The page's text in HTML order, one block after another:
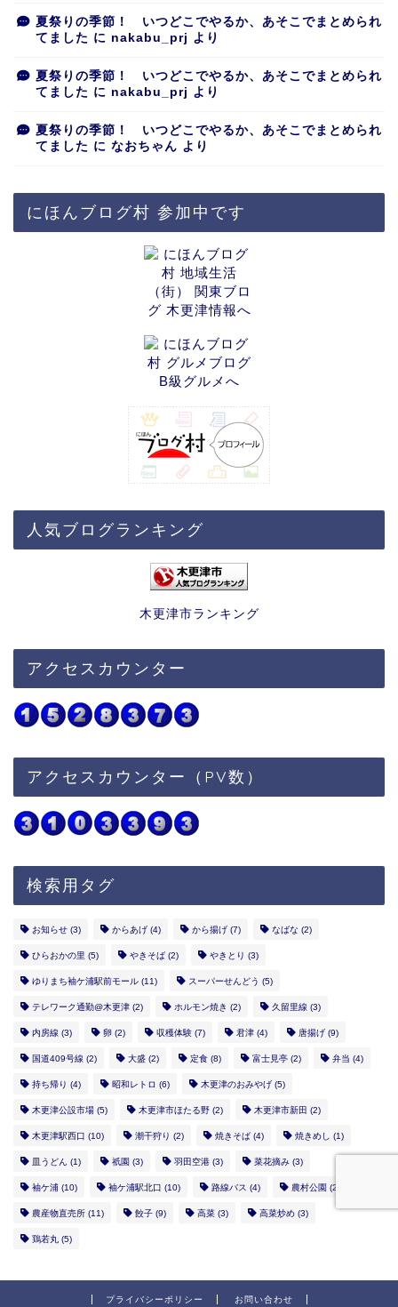
夏祭りの季節！ いつどこでやるか、あそこでまとめられ
てました に nakabu_prj より
夏祭りの季節！ いつどこでやるか、あそこでまとめられ
てました に nakabu_prj より
夏祭りの季節！ いつどこでやるか、あそこでまとめられ
てました に なおちゃん より
にほんブログ村 参加中です
人気ブログランキング
木更津市ランキング
アクセスカウンター
アクセスカウンター（PV数）
検索用タグ
お知らせ (3) からあげ (4) から揚げ (7) なばな (2)
ひらおかの里 (5) やきそば (2) やきとり (3)
ゆりまち袖ケ浦駅前モール (11) スーパーせんどう (5)
テレワーク通勤@木更津 (2) ホルモン焼き (2) 久留里線 (3)
内房線 (3) 卵 (2) 収穫体験 (7) 君津 (4) 唐揚げ (9)
国道409号線 (2) 大盛 (2) 定食 (8) 富士見亭 (2) 弁当 (4)
持ち帰り (4) 昭和レトロ (6) 木更津のおみやげ (5)
木更津公設市場 (5) 木更津市ほたる野 (2) 木更津市新田 (2)
木更津駅西口 (10) 潮干狩り (2) 焼きそば (4) 焼きめし (1)
皿うどん (1) 祇園 (3) 羽田空港 (3) 菜花摘み (3)
袖ケ浦 (10) 袖ケ浦駅北口 (10) 路線バス (4) 農村公園 (2)
農産物直売所 (11) 餃子 (9) 高菜 (3) 高菜炒め (3)
鶏若丸 (5)
プライバシーポリシー お問い合わせ